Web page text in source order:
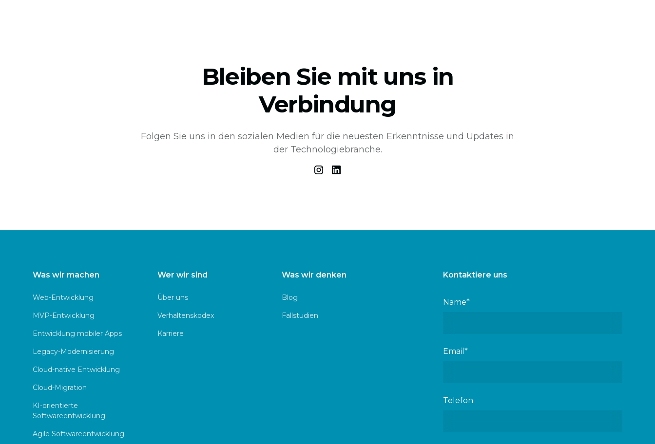
Bleiben Sie mit uns in
Verbindung
Folgen Sie uns in den sozialen Medien für die neuesten Erkenntnisse und Updates in
der Technologiebranche.
Was wir machen
Web-Entwicklung
MVP-Entwicklung
Entwicklung mobiler Apps
Legacy-Modernisierung
Cloud-native Entwicklung
Cloud-Migration
KI-orientierte
Softwareentwicklung
Agile Softwareentwicklung
Wer wir sind
Über uns
Verhaltenskodex
Karriere
Was wir denken
Blog
Fallstudien
Kontaktiere uns
Name*
Email*
Telefon